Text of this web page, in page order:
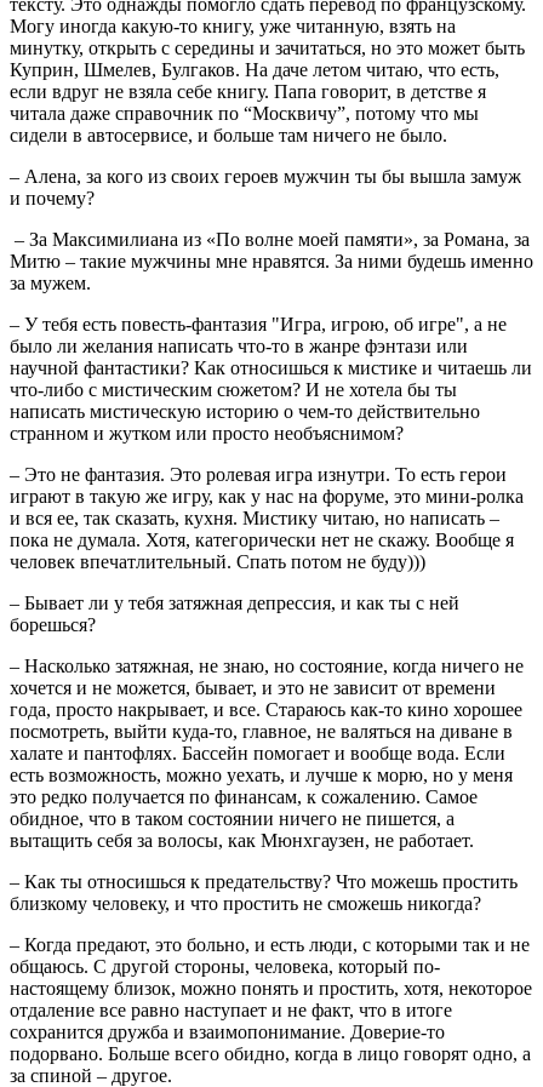
Могу иногда какую-то книгу, уже читанную, взять на
минутку, открыть с середины и зачитаться, но это может быть
Куприн, Шмелев, Булгаков. На даче летом читаю, что есть,
если вдруг не взяла себе книгу. Папа говорит, в детстве я
читала даже справочник по “Москвичу”, потому что мы
сидели в автосервисе, и больше там ничего не было.
– Алена, за кого из своих героев мужчин ты бы вышла замуж
и почему?
– За Максимилиана из «По волне моей памяти», за Романа, за
Митю – такие мужчины мне нравятся. За ними будешь именно
за мужем.
– У тебя есть повесть-фантазия "Игра, игрою, об игре", а не
было ли желания написать что-то в жанре фэнтази или
научной фантастики? Как относишься к мистике и читаешь ли
что-либо с мистическим сюжетом? И не хотела бы ты
написать мистическую историю о чем-то действительно
странном и жутком или просто необъяснимом?
– Это не фантазия. Это ролевая игра изнутри. То есть герои
играют в такую же игру, как у нас на форуме, это мини-ролка
и вся ее, так сказать, кухня. Мистику читаю, но написать –
пока не думала. Хотя, категорически нет не скажу. Вообще я
человек впечатлительный. Спать потом не буду)))
– Бывает ли у тебя затяжная депрессия, и как ты с ней
борешься?
– Насколько затяжная, не знаю, но состояние, когда ничего не
хочется и не можется, бывает, и это не зависит от времени
года, просто накрывает, и все. Стараюсь как-то кино хорошее
посмотреть, выйти куда-то, главное, не валяться на диване в
халате и пантофлях. Бассейн помогает и вообще вода. Если
есть возможность, можно уехать, и лучше к морю, но у меня
это редко получается по финансам, к сожалению. Самое
обидное, что в таком состоянии ничего не пишется, а
вытащить себя за волосы, как Мюнхгаузен, не работает.
– Как ты относишься к предательству? Что можешь простить
близкому человеку, и что простить не сможешь никогда?
– Когда предают, это больно, и есть люди, с которыми так и не
общаюсь. С другой стороны, человека, который по-
настоящему близок, можно понять и простить, хотя, некоторое
отдаление все равно наступает и не факт, что в итоге
сохранится дружба и взаимопонимание. Доверие-то
подорвано. Больше всего обидно, когда в лицо говорят одно, а
за спиной – другое.